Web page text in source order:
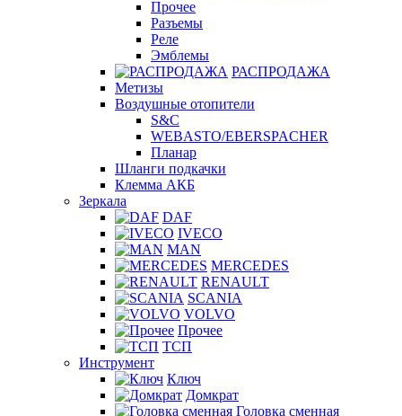
Прочее
Разъемы
Реле
Эмблемы
РАСПРОДАЖА
Метизы
Воздушные отопители
S&C
WEBASTO/EBERSPACHER
Планар
Шланги подкачки
Клемма АКБ
Зеркала
DAF
IVECO
MAN
MERCEDES
RENAULT
SCANIA
VOLVO
Прочее
ТСП
Инструмент
Ключ
Домкрат
Головка сменная